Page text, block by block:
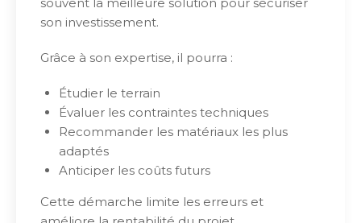
son investissement.
Grâce à son expertise, il pourra :
Étudier le terrain
Évaluer les contraintes techniques
Recommander les matériaux les plus
adaptés
Anticiper les coûts futurs
Cette démarche limite les erreurs et